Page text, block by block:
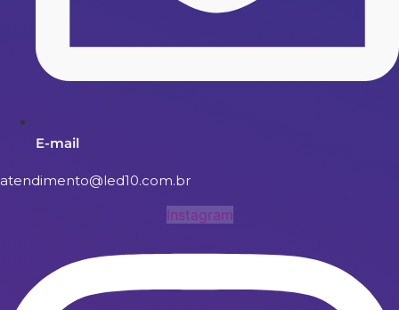
E-mail
atendimento@led10.com.br
Instagram